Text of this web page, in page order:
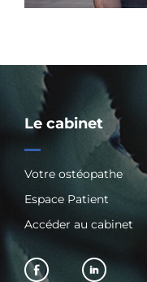
Le cabinet
Votre ostéopathe
Espace Patient
Accéder au cabinet